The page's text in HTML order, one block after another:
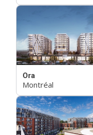
Ora
Montréal